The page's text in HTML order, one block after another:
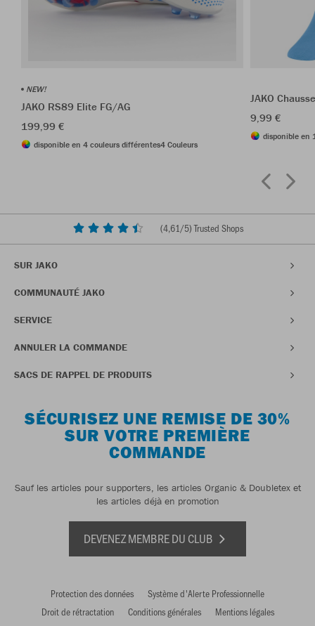
NEW!
JAKO RS89 Elite FG/AG
199,99 €
disponible en 4 couleurs différentes4 Couleurs
JAKO
9,99 €
disponible en
(4,61/5) Trusted Shops
SUR JAKO
COMMUNAUTÉ JAKO
SERVICE
ANNULER LA COMMANDE
SACS DE RAPPEL DE PRODUITS
SÉCURISEZ UNE REMISE DE 30%
SUR VOTRE PREMIÈRE
COMMANDE
Sauf les articles pour supporters, les articles Organic & Doubletex et
les articles déjà en promotion
DEVENEZ MEMBRE DU CLUB
Protection des données
Système d'Alerte Professionnelle
Droit de rétractation
Conditions générales Mentions légales